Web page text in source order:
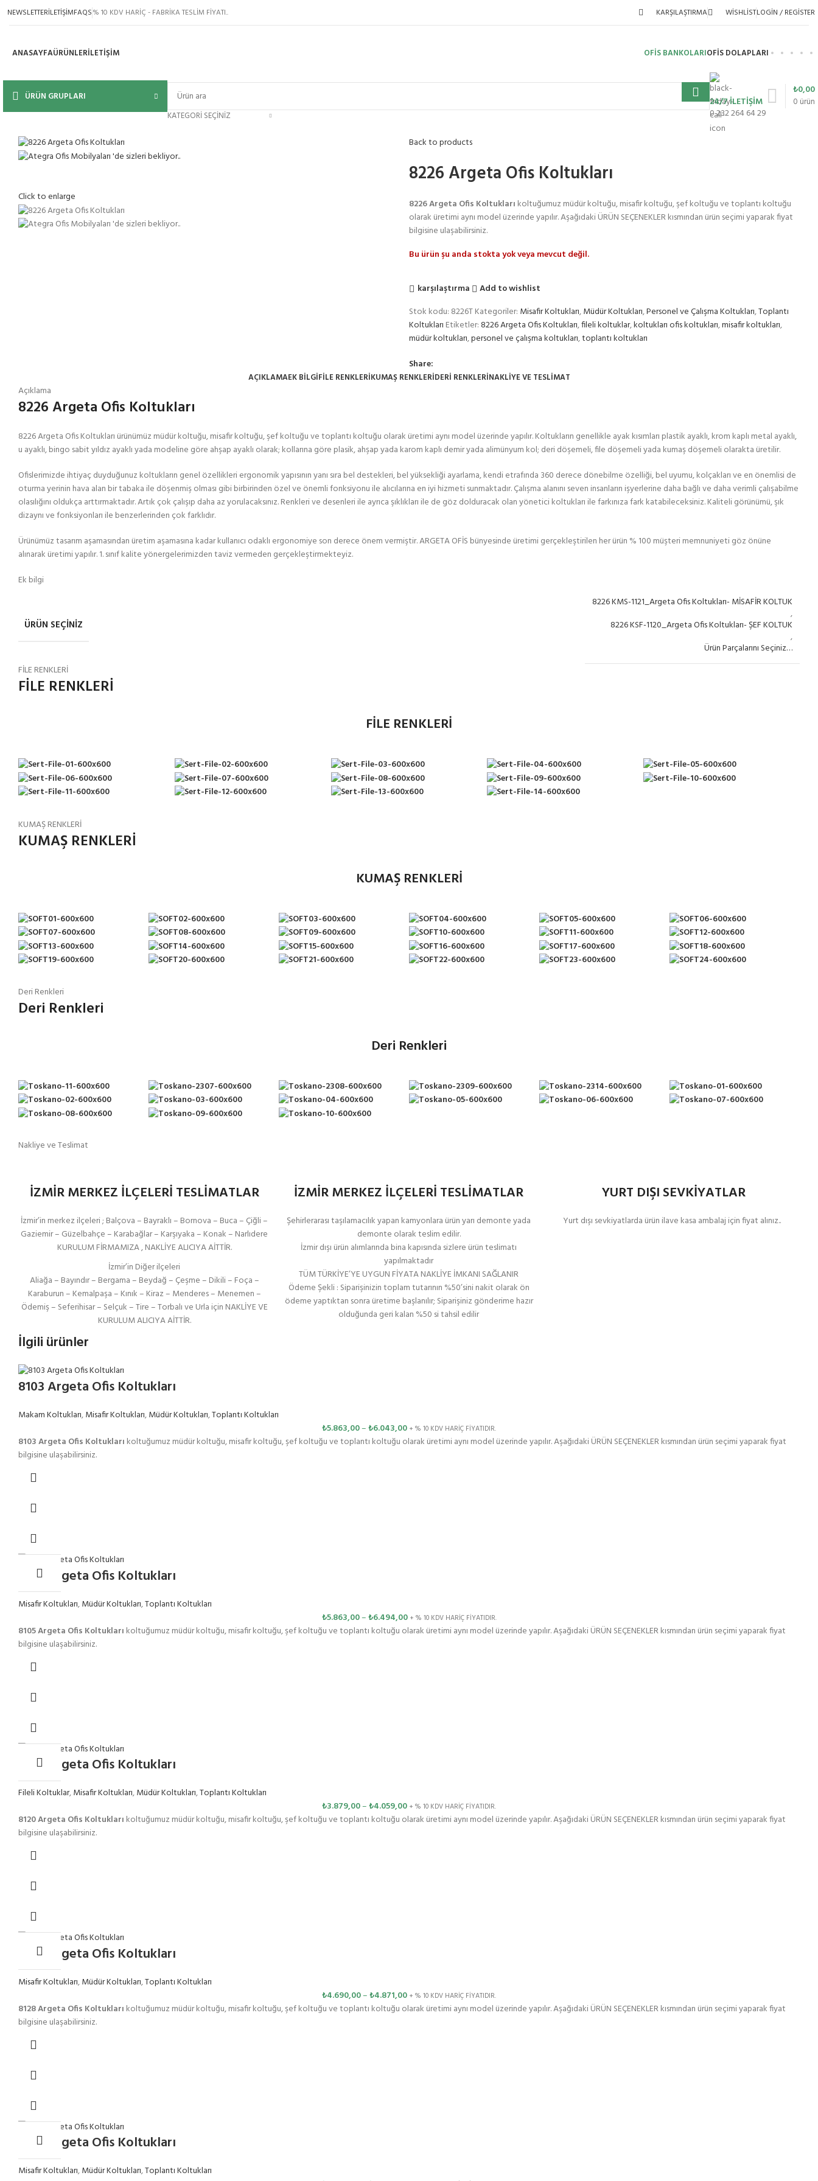
NEWSLETTERİLETİŞİMFAQS% 10 KDV HARİÇ - FABRİKA TESLİM FİYATI.. KARŞILAŞTIRMA WISHLISTLOGIN / REGISTER
ANASAYFAÜRÜNLERİLETIŞIM OFİS BANKOLARIOFIS DOLAPLARI
ÜRÜN GRUPLARI
KATEGORI SEÇINIZ
24/7 İLETİŞİM
0 232 264 64 29
0 ürün
₺0,00
Click to enlarge
Back to products
8226 Argeta Ofis Koltukları
8226 Argeta Ofis Koltukları koltuğumuz müdür koltuğu, misafir koltuğu, şef koltuğu ve toplantı koltuğu
olarak üretimi aynı model üzerinde yapılır. Aşağıdaki ÜRÜN SEÇENEKLER kısmından ürün seçimi yaparak fiyat
bilgisine ulaşabilirsiniz.
Bu ürün şu anda stokta yok veya mevcut değil.
karşılaştırma
Add to wishlist
Stok kodu: 8226TKategoriler: Misafir Koltukları,Müdür Koltukları,Personel ve Çalışma Koltukları,Toplantı
Koltukları Etiketler: 8226 Argeta Ofis Koltukları,fileli koltuklar,koltukları ofis koltukları,misafir koltukları,
müdür koltukları,personel ve çalışma koltukları,toplantı koltukları
Share:
AÇIKLAMAEK BILGIFİLE RENKLERİKUMAŞ RENKLERİDERI RENKLERINAKLIYE VE TESLIMAT
Açıklama
8226 Argeta Ofis Koltukları
8226 Argeta Ofis Koltukları ürünümüz müdür koltuğu, misafir koltuğu, şef koltuğu ve toplantı koltuğu olarak üretimi aynı model üzerinde yapılır. Koltukların genellikle ayak kısımları plastik ayaklı, krom kaplı metal ayaklı,
u ayaklı, bingo sabit yıldız ayaklı yada modeline göre ahşap ayaklı olarak; kollarına göre plasik, ahşap yada karom kaplı demir yada alimünyum kol; deri döşemeli, file döşemeli yada kumaş döşemeli olarakta üretilir.
Ofislerimizde ihtiyaç duyduğunuz koltukların genel özellikleri ergonomik yapısının yanı sıra bel destekleri, bel yüksekliği ayarlama, kendi etrafında 360 derece dönebilme özelliği, bel uyumu, kolçakları ve en önemlisi de
oturma yerinin hava alan bir tabaka ile döşenmiş olması gibi birbirinden özel ve önemli fonksiyonu ile alıcılarına en iyi hizmeti sunmaktadır. Çalışma alanını seven insanların işyerlerine daha bağlı ve daha verimli çalışabilme
olasılığını oldukça arttırmaktadır. Artık çok çalışıp daha az yorulacaksınız. Renkleri ve desenleri ile ayrıca şıklıkları ile de göz dolduracak olan yönetici koltukları ile farkınıza fark katabileceksiniz. Kaliteli görünümü, şık
dizaynı ve fonksiyonları ile benzerlerinden çok farklıdır.
Ürünümüz tasarım aşamasından üretim aşamasına kadar kullanıcı odaklı ergonomiye son derece önem vermiştir. ARGETA OFİS bünyesinde üretimi gerçekleştirilen her ürün % 100 müşteri memnuniyeti göz önüne
alınarak üretimi yapılır. 1. sınıf kalite yönergelerimizden taviz vermeden gerçekleştirmekteyiz.
Ek bilgi
ÜRÜN SEÇINIZ
8226 KMS-1121_Argeta Ofis Koltukları- MİSAFİR KOLTUK
,
8226 KSF-1120_Argeta Ofis Koltukları- ŞEF KOLTUK
,
Ürün Parçalarını Seçiniz…
FİLE RENKLERİ
FİLE RENKLERİ
FİLE RENKLERİ
KUMAŞ RENKLERİ
KUMAŞ RENKLERİ
KUMAŞ RENKLERİ
Deri Renkleri
Deri Renkleri
Deri Renkleri
Nakliye ve Teslimat
İZMİR MERKEZ İLÇELERİ TESLİMATLAR
İzmir’in merkez ilçeleri ; Balçova – Bayraklı – Bornova – Buca – Çiğli –
Gaziemir – Güzelbahçe – Karabağlar – Karşıyaka – Konak – Narlıdere
KURULUM FİRMAMIZA , NAKLİYE ALICIYA AİTTİR.
İzmir’in Diğer ilçeleri
Aliağa – Bayındır – Bergama – Beydağ – Çeşme – Dikili – Foça –
Karaburun – Kemalpaşa – Kınık – Kiraz – Menderes – Menemen –
Ödemiş – Seferihisar – Selçuk – Tire – Torbalı ve Urla için NAKLİYE VE
KURULUM ALICIYA AİTTİR.
İZMİR MERKEZ İLÇELERİ TESLİMATLAR
Şehirlerarası taşılamacılık yapan kamyonlara ürün yarı demonte yada
demonte olarak teslim edilir.
İzmir dışı ürün alımlarında bina kapısında sizlere ürün teslimatı
yapılmaktadır
TÜM TÜRKİYE’YE UYGUN FİYATA NAKLİYE İMKANI SAĞLANIR
Ödeme Şekli : Siparişinizin toplam tutarının %50’sini nakit olarak ön
ödeme yaptıktan sonra üretime başlanılır; Siparişiniz gönderime hazır
olduğunda geri kalan %50 si tahsil edilir
YURT DIŞI SEVKİYATLAR
Yurt dışı sevkiyatlarda ürün ilave kasa ambalaj için fiyat alınız..
İlgili ürünler
8103 Argeta Ofis Koltukları
Makam Koltukları,Misafir Koltukları,Müdür Koltukları,Toplantı Koltukları
₺5.863,00–₺6.043,00 + % 10 KDV HARİÇ FİYATIDIR.
8103 Argeta Ofis Koltukları koltuğumuz müdür koltuğu, misafir koltuğu, şef koltuğu ve toplantı koltuğu olarak üretimi aynı model üzerinde yapılır. Aşağıdaki ÜRÜN SEÇENEKLER kısmından ürün seçimi yaparak fiyat
bilgisine ulaşabilirsiniz.
8105 Argeta Ofis Koltukları
Misafir Koltukları,Müdür Koltukları,Toplantı Koltukları
₺5.863,00–₺6.494,00 + % 10 KDV HARİÇ FİYATIDIR.
8105 Argeta Ofis Koltukları koltuğumuz müdür koltuğu, misafir koltuğu, şef koltuğu ve toplantı koltuğu olarak üretimi aynı model üzerinde yapılır. Aşağıdaki ÜRÜN SEÇENEKLER kısmından ürün seçimi yaparak fiyat
bilgisine ulaşabilirsiniz.
8120 Argeta Ofis Koltukları
Fileli Koltuklar,Misafir Koltukları,Müdür Koltukları,Toplantı Koltukları
₺3.879,00–₺4.059,00 + % 10 KDV HARİÇ FİYATIDIR.
8120 Argeta Ofis Koltukları koltuğumuz müdür koltuğu, misafir koltuğu, şef koltuğu ve toplantı koltuğu olarak üretimi aynı model üzerinde yapılır. Aşağıdaki ÜRÜN SEÇENEKLER kısmından ürün seçimi yaparak fiyat
bilgisine ulaşabilirsiniz.
8128 Argeta Ofis Koltukları
Misafir Koltukları,Müdür Koltukları,Toplantı Koltukları
₺4.690,00–₺4.871,00 + % 10 KDV HARİÇ FİYATIDIR.
8128 Argeta Ofis Koltukları koltuğumuz müdür koltuğu, misafir koltuğu, şef koltuğu ve toplantı koltuğu olarak üretimi aynı model üzerinde yapılır. Aşağıdaki ÜRÜN SEÇENEKLER kısmından ürün seçimi yaparak fiyat
bilgisine ulaşabilirsiniz.
8130 Argeta Ofis Koltukları
Misafir Koltukları,Müdür Koltukları,Toplantı Koltukları